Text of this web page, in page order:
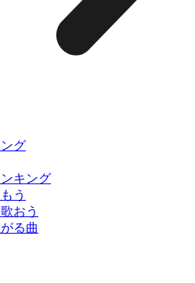
グ
キング
う
おう
る曲